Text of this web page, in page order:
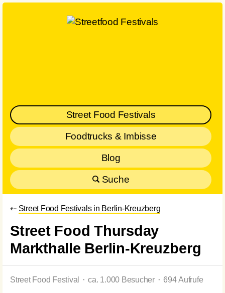
Street Food Festivals
Foodtrucks & Imbisse
Blog
Suche
⇠ Street Food Festivals in Berlin-Kreuzberg
Street Food Thursday
Markthalle Berlin-Kreuzberg
Street Food Festival ⬝ ca. 1.000 Besucher ⬝ 694 Aufrufe